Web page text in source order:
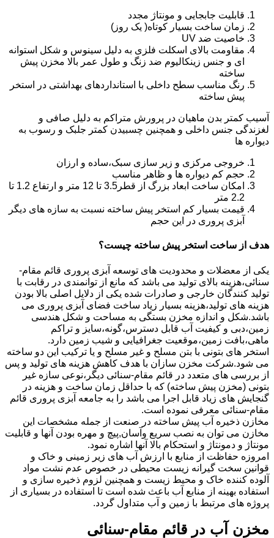
قابلیت جابجایی و مونتاژ مجدد
زمان ساخت بسیار کوتاه( یک روز)
خاصیت ضد UV
مقاومت بالای اسکلت فلزی به دلیل سینوس و شکل استوانه
ای و جنس زینکالیوم ضد زنگ و طول عمر بالا مخزن پیش
ساخته
رنگ مناسب سطح داخلی با استانداردهای بهداشتی در استخر
پیش ساخته
آسیب کمتر بدن ماهیان در پرورش متراکم به دلیل صافی و
لغزندگی جنس داخلی و همچنین چسبیدن کمتر جلبک و رسوب به
دیواره ها
خروجی مرکزی و زیر سازی سبک،ساده و ارزان
حجم کم دیواره ها و ظاهر مناسب
امکان ساخت ابعاد بزرگ از قطر3.5 تا 12 متر و ارتفاع 1.2 تا
2.2 متر
قیمت بسیار کم استخر پیش ساخته نسبت به سازه های دیگر
آبزی پروری در این حجم
هدف از ساخت استخر پیش ساخته چیست؟
یکی از معضلات و محدودیت های توسعه آبزی پروری قائم مقام-
سنائی،هزینه بالای تولید می باشد که مانع از توانمندی در رقابت با
تولید کنندگان خارجی و صادرات شده یکی از دلایل اصلی بالا بودن
هزینه های تولید،هزینه بسیار زیاد ساخت فضای آبزی پروری می
باشد.شکل و اندازه مخزن بستگی به مساحت و شکل هندسی
زمین،دبی و کیفیت آب قابل دسترس،گونه،سایز و تراکم
ماهی،بافت زمین،موقعیت جغرافیایی و شیب زمین دارد.
استخر های بتونی با بتن مسلح و غیر مسلح و یا ترکیب این دو ساخته
می شود.شرکت مخزن سازان با هدف کاهش هزینه های تولید و پس
از بررسی های متعدد در قائم مقام-سنائی دیگر،نوعی سازه غیر
بتونی (مخزن پیش ساخته) که با حداقل زمان ساخت و هزینه در
گنجایش های زیاد قابل اجرا می باشد را به جامعه آبزی پروری قائم
مقام-سنائی معرفی نموده است.
مخازن ذخیره آب پیش ساخته در صنعت از جمله مشخصات این
مخازن می توان به نصب سریع وآسان,پیچ و مهره بودن آنها و قابلیت
مونتاژ و دمونتاژ و استحکام بالا آنها اشاره نمود.
امروزه حفاظت از منابع با ارزش آب های زیر زمینی و خاک و
قوانین سخت گیرانه زیست محیطی در خصوص عدم نشت مواد
آلوده کننده خاک و محیط زیست و همچنین لزوم ذخیره سازی و
استفاده بهینه از منابع آب باعث شده است تا استفاده در بسیاری از
پروژه های مرتبط با زمین و آب متداول گردد.
مخزن آب در قائم مقام-سنائی